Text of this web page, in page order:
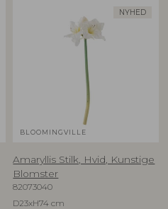
NYHED
BLOOMINGVILLE
Amaryllis Stilk, Hvid, Kunstige
Blomster
82073040
D23xH74 cm